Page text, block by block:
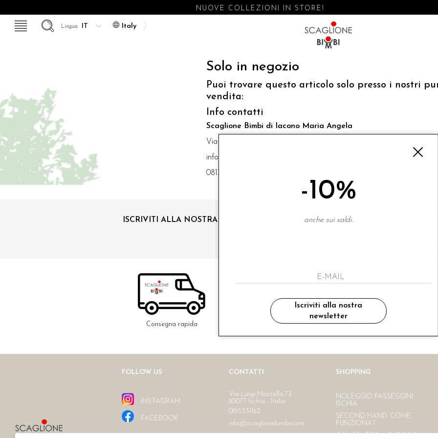
NUOVE COLLEZIONI IN STORE!
Italy
Lingua
Solo in negozio
Puoi trovare questo articolo solo presso i nostri
vendita:
Info contatti
Scaglione Bimbi di Iacono Maria Angela
Via Luigi Mazzella,73 80077 Ischia
info@scaglionebimbi.com
0813331162
ISCRIVITI ALLA NOSTRA NEWSLETTER
ho letto ed accettato le condizioni sulla
Consegna rapida Ritiro in negozio
Consegna gratuita in Italia
FOLLOW US
INSTAGRAM
FACEBOOK
CONTATTI
Via Luigi Mazzella,73
80077 Ischia - Italia
0813331162
info@scaglionebimbi.com
SHOPPING
NOLEGGIO PASSEGGINI
ISCHIA
SECOND HAND. COME
FUNZIONA?
-10%
anche sui saldi.
Iscriviti alla nostra
newsletter